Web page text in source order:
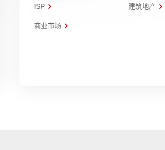
ISP 建筑地产
商业市场